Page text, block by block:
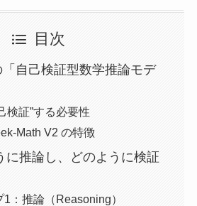
目次
自己検証型数学推論モデ
検証”する必要性
Math V2 の特徴
に推論し、どのように検証
1：推論（Reasoning）